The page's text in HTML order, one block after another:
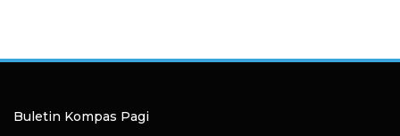
Buletin Kompas Pagi